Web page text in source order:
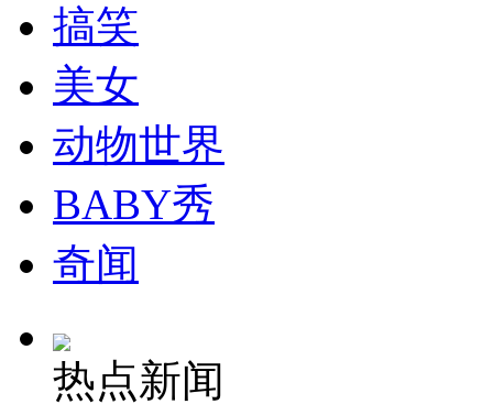
走！跟着总书记去植树
消防员救轻生者 花炮节热闹非凡
司机酒驾遇交警 急速倒车逃窜
搞笑
美女
动物世界
BABY秀
奇闻
热点新闻